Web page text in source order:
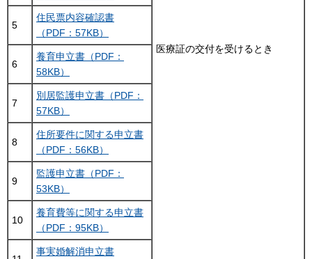
医療証の交付を受けるとき
5
住民票内容確認書
（PDF：57KB）
6
養育申立書（PDF：
58KB）
7
別居監護申立書（PDF：
57KB）
8
住所要件に関する申立書
（PDF：56KB）
9
監護申立書（PDF：
53KB）
10
養育費等に関する申立書
（PDF：95KB）
事実婚解消申立書